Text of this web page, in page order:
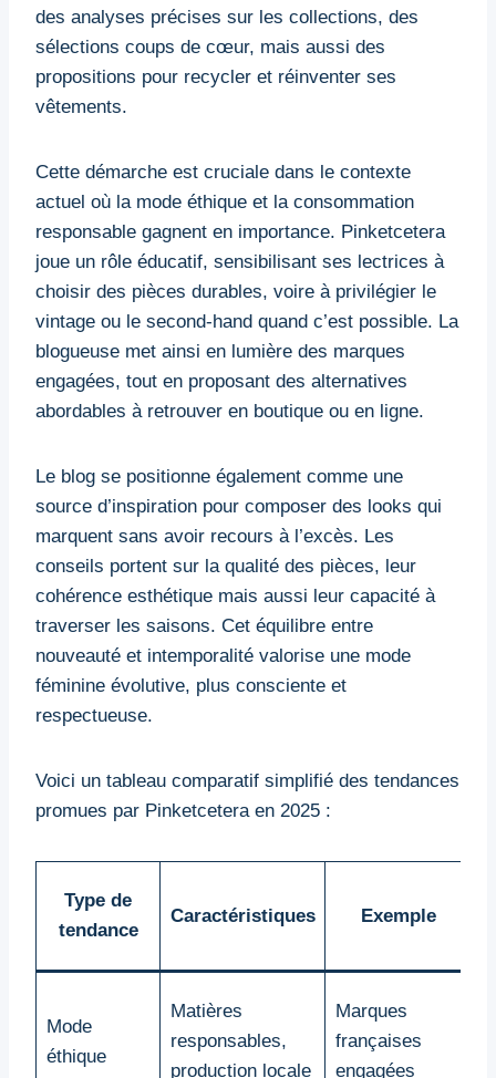
des analyses précises sur les collections, des
sélections coups de cœur, mais aussi des
propositions pour recycler et réinventer ses
vêtements.
Cette démarche est cruciale dans le contexte
actuel où la mode éthique et la consommation
responsable gagnent en importance. Pinketcetera
joue un rôle éducatif, sensibilisant ses lectrices à
choisir des pièces durables, voire à privilégier le
vintage ou le second-hand quand c’est possible. La
blogueuse met ainsi en lumière des marques
engagées, tout en proposant des alternatives
abordables à retrouver en boutique ou en ligne.
Le blog se positionne également comme une
source d’inspiration pour composer des looks qui
marquent sans avoir recours à l’excès. Les
conseils portent sur la qualité des pièces, leur
cohérence esthétique mais aussi leur capacité à
traverser les saisons. Cet équilibre entre
nouveauté et intemporalité valorise une mode
féminine évolutive, plus consciente et
respectueuse.
Voici un tableau comparatif simplifié des tendances
promues par Pinketcetera en 2025 :
Type de
tendance
Caractéristiques Exemple
Mode
éthique
Matières
responsables,
production locale
Marques
françaises
engagées